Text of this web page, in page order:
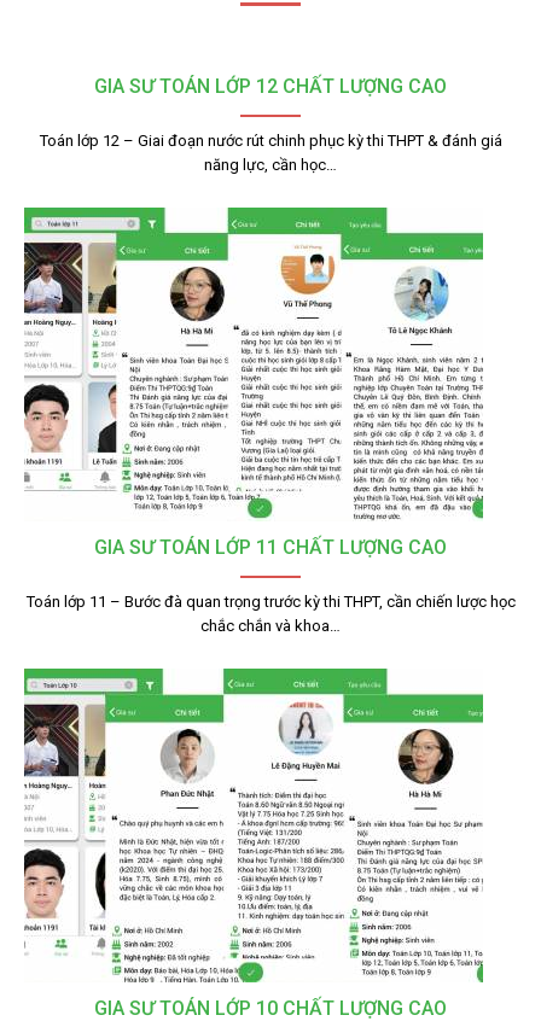
GIA SƯ TOÁN LỚP 12 CHẤT LƯỢNG CAO
Toán lớp 12 – Giai đoạn nước rút chinh phục kỳ thi THPT & đánh giá
năng lực, cần học…
GIA SƯ TOÁN LỚP 11 CHẤT LƯỢNG CAO
Toán lớp 11 – Bước đà quan trọng trước kỳ thi THPT, cần chiến lược học
chắc chắn và khoa…
GIA SƯ TOÁN LỚP 10 CHẤT LƯỢNG CAO